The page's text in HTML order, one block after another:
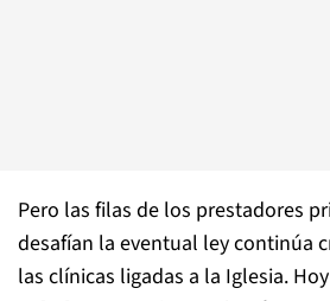
Pero las filas de los prestadores
desafían la eventual ley continúa
las clínicas ligadas a la Iglesia.